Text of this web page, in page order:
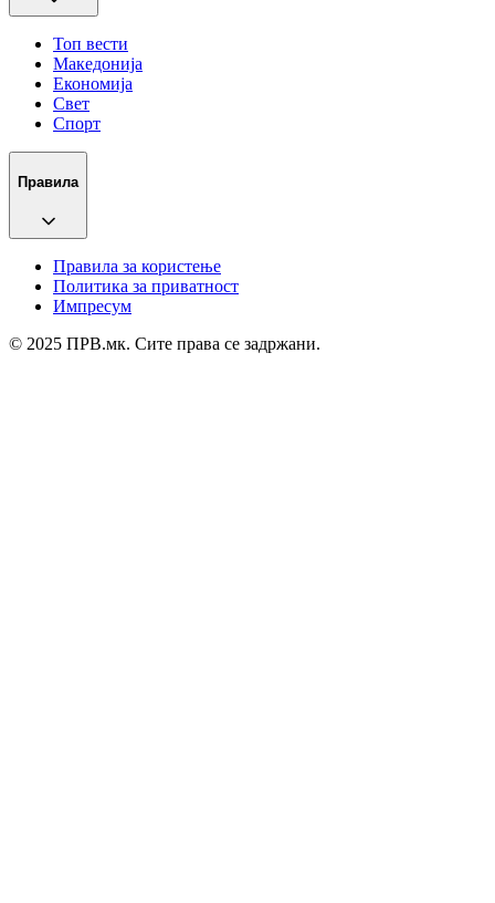
Топ вести
Македонија
Економија
Свет
Спорт
Правила
Правила за користење
Политика за приватност
Импресум
© 2025 ПРВ.мк. Сите права се задржани.